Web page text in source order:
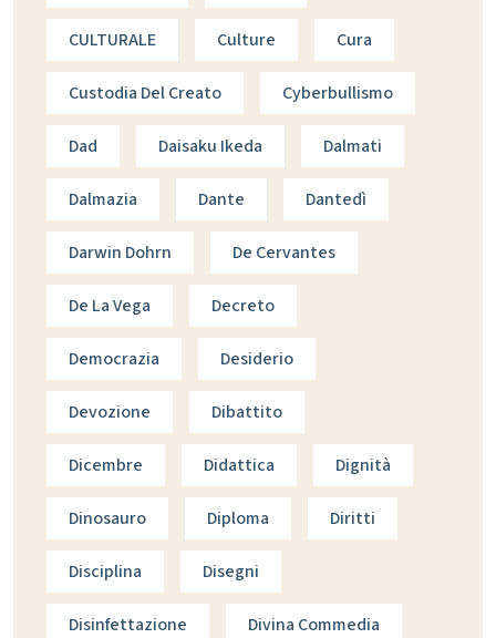
CULTURALE Culture Cura
Custodia Del Creato Cyberbullismo
Dad Daisaku Ikeda Dalmati
Dalmazia Dante Dantedì
Darwin Dohrn De Cervantes
De La Vega Decreto
Democrazia Desiderio
Devozione Dibattito
Dicembre Didattica Dignità
Dinosauro Diploma Diritti
Disciplina Disegni
Disinfettazione Divina Commedia